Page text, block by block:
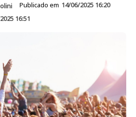
Publicado em 14/06/2025 16:20
16:51